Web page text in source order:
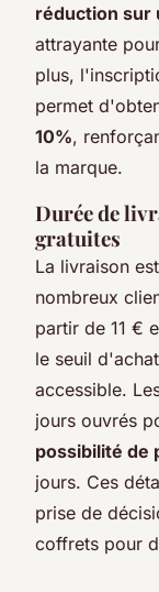
réduction sur
attrayante
plus,
permet
10%,
la marque.
Durée de
gratuites
La livraison
nombreux
partir de 11 €
le seuil
accessible.
jours ouvrés
possibilité de
jours. Ces
prise de
coffrets pour